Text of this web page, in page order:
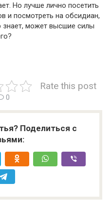
Но лучше лично посетить
и посмотреть на обсидиан,
знает, может высшие силы
Rate this post
0
Поделиться с